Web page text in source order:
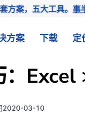
方案，五大工具。 事
方案 下载 定
：Excel
2020-03-10